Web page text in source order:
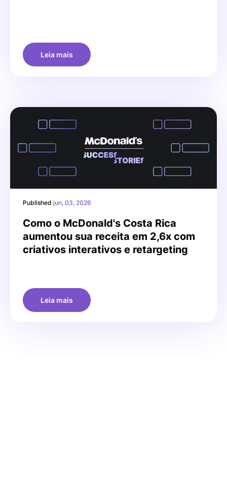
Leia mais
Published jun, 03, 2026
Como o McDonald's Costa Rica
aumentou sua receita em 2,6x com
criativos interativos e retargeting
Leia mais